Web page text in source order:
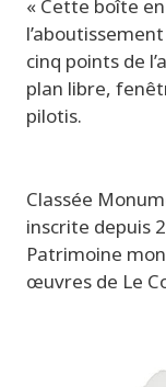
« Cette boîte
cinq points de
plan libre,
pilotis.
Classée
inscrite depuis
Patrimoine
œuvres de Le